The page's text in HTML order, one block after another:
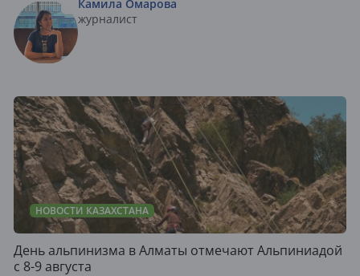
Камила Омарова
журналист
НОВОСТИ КАЗАХСТАНА
День альпинизма в Алматы отмечают Альпиниадой
с 8-9 августа